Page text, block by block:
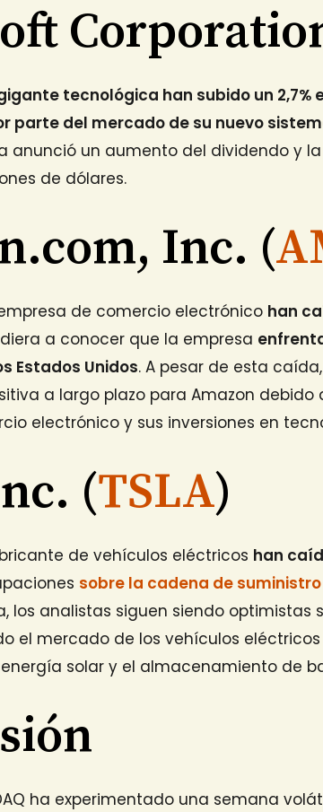
tecnológica han subido un
parte del mercado de su nuevo
anunció un aumento del dividendo y
de dólares.
Inc. (
de comercio electrónico han
a conocer que la empresa
Estados Unidos. A pesar de esta
a largo plazo para Amazon debido
electrónico y sus inversiones en
(TSLA)
de vehículos eléctricos han
sobre la cadena de
los analistas siguen siendo optimistas
el mercado de los vehículos
solar y el almacenamiento de
ha experimentado una semana